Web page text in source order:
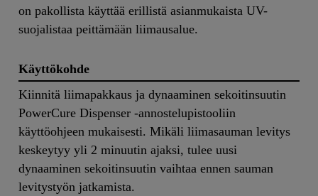
on pakollista käyttää erillistä asianmukaista UV-
suojalistaa peittämään liimausalue.
Käyttökohde
Kiinnitä liimapakkaus ja dynaaminen sekoitinsuutin
PowerCure Dispenser -annostelupistooliin
käyttöohjeen mukaisesti. Mikäli liimasauman levitys
keskeytyy yli 2 minuutin ajaksi, tulee uusi
dynaaminen sekoitinsuutin vaihtaa ennen sauman
levitystyön jatkamista.